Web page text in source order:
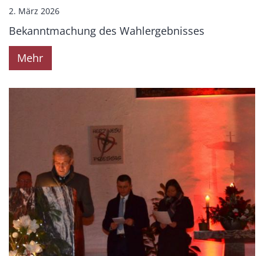
2. März 2026
Bekanntmachung des Wahlergebnisses
Mehr